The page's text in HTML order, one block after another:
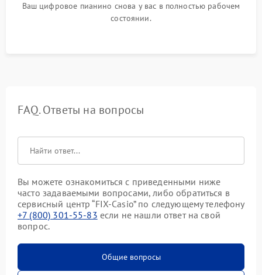
Ваш цифровое пианино снова у вас в полностью рабочем
состоянии.
FAQ. Ответы на вопросы
Вы можете ознакомиться с приведенными ниже
часто задаваемыми вопросами, либо обратиться в
сервисный центр “FIX-Casio” по следующему телефону
+7 (800) 301-55-83 если не нашли ответ на свой
вопрос.
Общие вопросы